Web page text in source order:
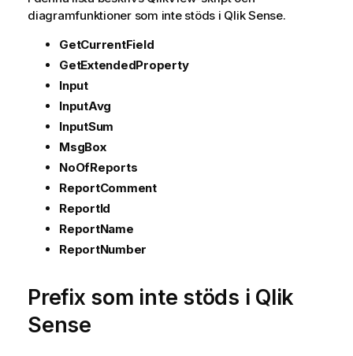
diagramfunktioner som inte stöds i Qlik Sense.
GetCurrentField
GetExtendedProperty
Input
InputAvg
InputSum
MsgBox
NoOfReports
ReportComment
ReportId
ReportName
ReportNumber
Prefix som inte stöds i Qlik
Sense